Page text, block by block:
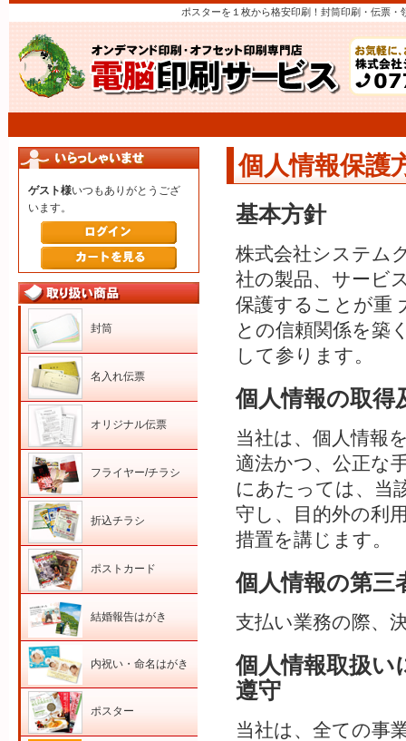
ポスターを１枚から格安印刷！封筒印刷・伝票
個人情報保護
基本方針
株式会社システム
社の製品、サービ
保護することが重
との信頼関係を築
して参ります。
個人情報の取得
当社は、個人情報
適法かつ、公正な
にあたっては、当
守し、目的外の利
措置を講じます。
個人情報の第三
支払い業務の際、
個人情報取扱い
遵守
当社は、全ての事
ゲスト様いつもありがとうござ
います。
封筒
名入れ伝票
オリジナル伝票
フライヤー/チラシ
折込チラシ
ポストカード
結婚報告はがき
内祝い・命名はがき
ポスター